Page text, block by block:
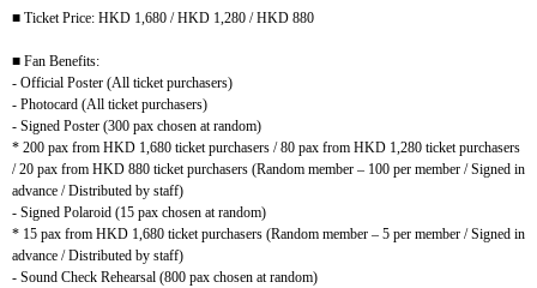
■ Ticket Price: HKD 1,680 / HKD 1,280 / HKD 880
■ Fan Benefits:
- Official Poster (All ticket purchasers)
- Photocard (All ticket purchasers)
- Signed Poster (300 pax chosen at random)
* 200 pax from HKD 1,680 ticket purchasers / 80 pax from HKD 1,280 ticket purchasers
/ 20 pax from HKD 880 ticket purchasers (Random member – 100 per member / Signed in
advance / Distributed by staff)
- Signed Polaroid (15 pax chosen at random)
* 15 pax from HKD 1,680 ticket purchasers (Random member – 5 per member / Signed in
advance / Distributed by staff)
- Sound Check Rehearsal (800 pax chosen at random)